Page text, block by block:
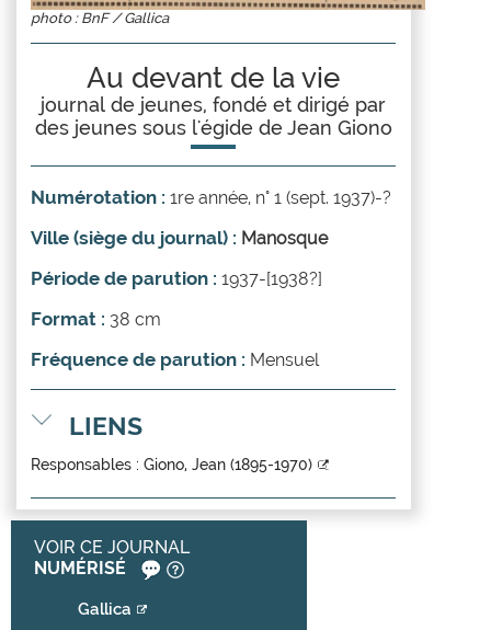
photo : BnF / Gallica
Au devant de la vie
journal de jeunes, fondé et dirigé par
des jeunes sous l'égide de Jean Giono
Numérotation : 1re année, n° 1 (sept. 1937)-?
Ville (siège du journal) : Manosque
Période de parution : 1937-[1938?]
Format : 38 cm
Fréquence de parution : Mensuel
LIENS
Responsables : Giono, Jean (1895-1970)
VOIR CE JOURNAL
NUMÉRISÉ
Gallica